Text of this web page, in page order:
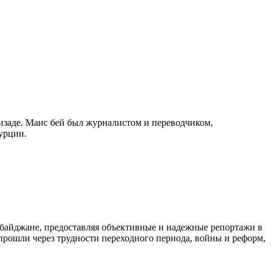
Маис бей был журналистом и переводчиком,
предоставляя объективные и надежные репортажи в
через трудности переходного периода, войны и реформ,